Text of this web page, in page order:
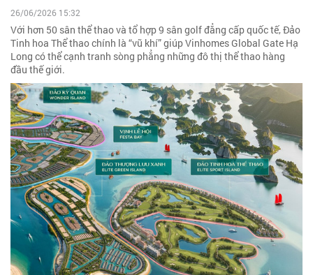
26/06/2026 15:32
Với hơn 50 sân thể thao và tổ hợp 9 sân golf đẳng cấp quốc tế, Đảo
Tinh hoa Thể thao chính là “vũ khí” giúp Vinhomes Global Gate Hạ
Long có thể cạnh tranh sòng phẳng những đô thị thể thao hàng
đầu thế giới.